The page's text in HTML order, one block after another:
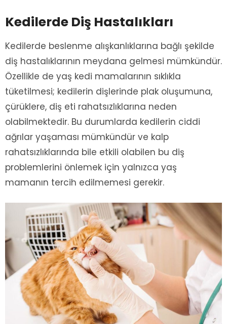
Kedilerde Diş Hastalıkları
Kedilerde beslenme alışkanlıklarına bağlı şekilde
diş hastalıklarının meydana gelmesi mümkündür.
Özellikle de yaş kedi mamalarının sıklıkla
tüketilmesi; kedilerin dişlerinde plak oluşumuna,
çürüklere, diş eti rahatsızlıklarına neden
olabilmektedir. Bu durumlarda kedilerin ciddi
ağrılar yaşaması mümkündür ve kalp
rahatsızlıklarında bile etkili olabilen bu diş
problemlerini önlemek için yalnızca yaş
mamanın tercih edilmemesi gerekir.